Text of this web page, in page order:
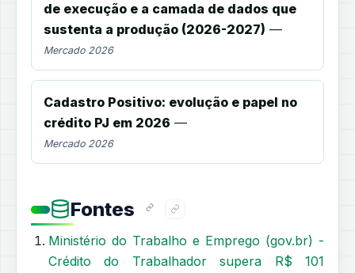
de execução e a camada de dados que
sustenta a produção (2026-2027) —
Mercado 2026
Cadastro Positivo: evolução e papel no
crédito PJ em 2026 —
Mercado 2026
Fontes
Ministério do Trabalho e Emprego (gov.br) -
Crédito do Trabalhador supera R$ 101